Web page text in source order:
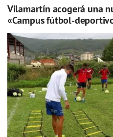
Vilamartín acogerá una
«Campus fútbol-